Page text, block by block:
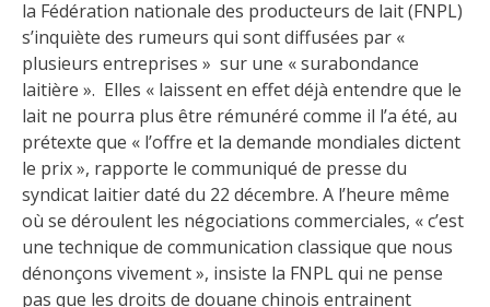
la Fédération nationale des producteurs de lait (FNPL)
s’inquiète des rumeurs qui sont diffusées par «
plusieurs entreprises » sur une « surabondance
laitière ». Elles « laissent en effet déjà entendre que le
lait ne pourra plus être rémunéré comme il l’a été, au
prétexte que « l’offre et la demande mondiales dictent
le prix », rapporte le communiqué de presse du
syndicat laitier daté du 22 décembre. A l’heure même
où se déroulent les négociations commerciales, « c’est
une technique de communication classique que nous
dénonçons vivement », insiste la FNPL qui ne pense
pas que les droits de douane chinois entrainent